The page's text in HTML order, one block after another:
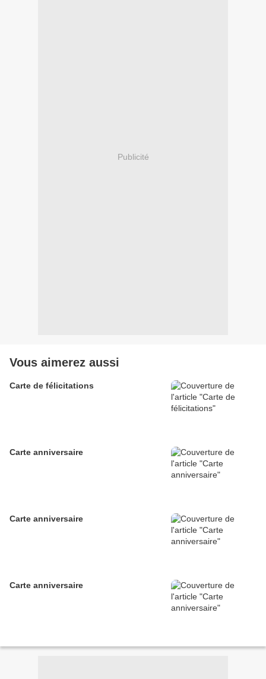
Publicité
Vous aimerez aussi
Carte de félicitations
Carte anniversaire
Carte anniversaire
Carte anniversaire